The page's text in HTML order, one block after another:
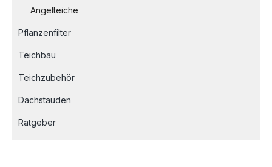
Angelteiche
Pflanzenfilter
Teichbau
Teichzubehör
Dachstauden
Ratgeber